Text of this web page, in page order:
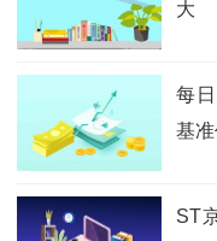
大
每
基
ST